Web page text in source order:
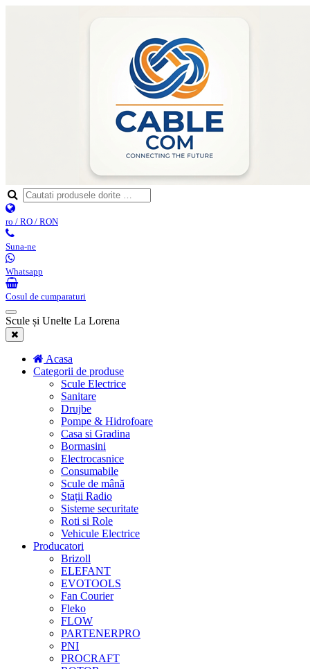
ro / RO / RON
Suna-ne
Whatsapp
Cosul de cumparaturi
Scule și Unelte La Lorena
Acasa
Categorii de produse
Scule Electrice
Sanitare
Drujbe
Pompe & Hidrofoare
Casa si Gradina
Bormasini
Electrocasnice
Consumabile
Scule de mână
Stații Radio
Sisteme securitate
Roti si Role
Vehicule Electrice
Producatori
Brizoll
ELEFANT
EVOTOOLS
Fan Courier
Fleko
FLOW
PARTENERPRO
PNI
PROCRAFT